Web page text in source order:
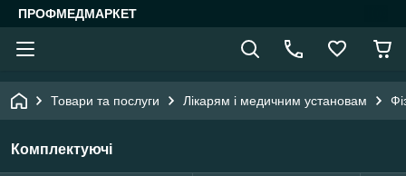
ПРОФМЕДМАРКЕТ
Товари та послуги Лікарям і медичним установам
Комплектуючі